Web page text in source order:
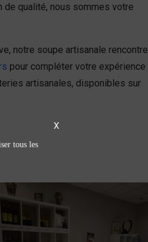
de qualité, nous sommes votre
notre soupe artisanale rencontre
pour compléter votre expérience
artisanales, disponibles sur
Épicerie sucrée /
salée
Découvrez notre
épicerie sucrée
X
tous les